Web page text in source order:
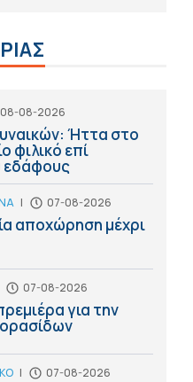
08-08-2026
Ήττα στο
φιλικό επί
εδάφους
| 07-08-2026
αποχώρηση μέχρι
07-08-2026
για την
| 07-08-2026